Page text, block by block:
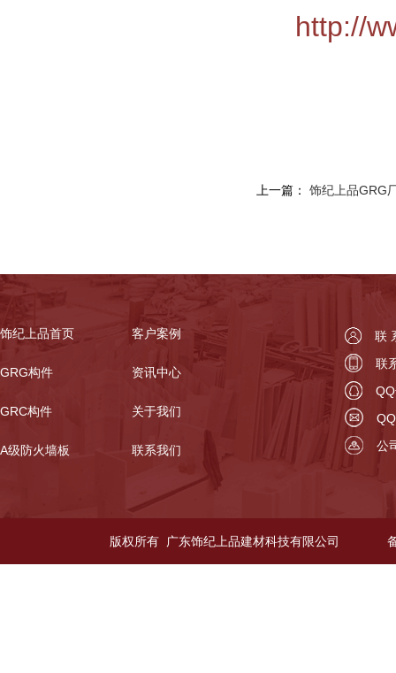
http://
上一篇： 饰纪上品GRG
饰纪上品首页
GRG构件
GRC构件
A级防火墙板
客户案例
资讯中心
关于我们
联系我们
联
联
公
版权所有 广东饰纪上品建材科技有限公司